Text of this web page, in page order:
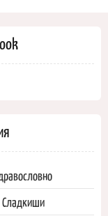
Сладкиши